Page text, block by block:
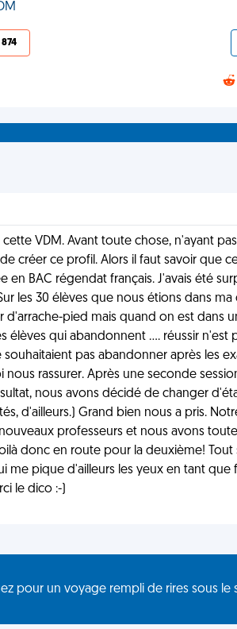
874
cette VDM. Avant toute chose, n'ayant
créer ce profil. Alors il faut savoir que
en BAC régendat français. J'avais été
les 30 élèves que nous étions dans ma
pied mais quand on est dans
élèves qui abandonnent .... réussir n'est
pas abandonner après les
rassurer. Après une seconde
nous avons décidé de changer
d'ailleurs.) Grand bien nous a pris.
professeurs et nous avons
donc en route pour la deuxième!
me pique d'ailleurs les yeux en tant que
le dico :-)
pour un voyage rempli de rires sous le